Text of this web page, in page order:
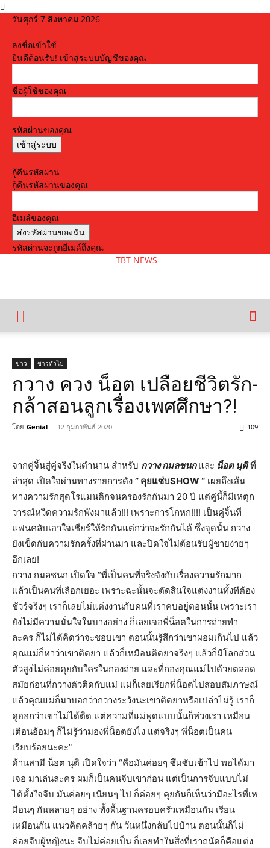
วันศุกร์ 7 สิงหาคม 2026
ลงชื่อเข้าใช้
ยินดีต้อนรับ! เข้าสู่ระบบบัญชีของคุณ
ชื่อผู้ใช้ของคุณ
รหัสผ่านของคุณ
กู้คืนรหัสผ่าน
กู้คืนรหัสผ่านของคุณ
อีเมล์ของคุณ
รหัสผ่านจะถูกอีเมล์ถึงคุณ
TBT NEWS
ข่าว ข่าวทั่วไป
กวาง ควง น็อต เปลือยชีวิตรัก-
กล้าสอนลูกเรื่องเพศศึกษา?!
โดย Genial - 12 กุมภาพันธ์ 2020 109
จากคู่จิ้นสู่คู่จริงในตำนาน สำหรับ กวาง กมลชนก และ น็อต นุติที่
ล่าสุด เปิดใจผ่านทางรายการดัง ” คุยแซ่บSHOW “ เผยถึงเส้น
ทางความรักสุดโรแมนติกจนครองรักกันมา 20 ปี แต่คู่นี้ก็มีเหตุก
วารณ์หวิดความรักพังมาแล้ว!!! เพราะการโกหก!!!! เป็นคู่จิ้นที่
แฟนคลับเอาใจเชียร์ให้รักกันแต่กว่าจะรักกันได้ ซึ่งจุดนั้น กวาง
ยังเข็ดกับความรักครั้งที่ผ่านมา และปิดใจไม่ต้อนรับผู้ชายง่ายๆ
อีกเลย!
กวาง กมลชนก เปิดใจ “พี่เป็นคนที่จริงจังกับเรื่องความรักมาก
แล้วเป็นคนที่เลือกเยอะ เพราะฉะนั้นจะตัดสินใจแต่งงานทั้งทีต้อง
ชัวร์จริงๆ เราก็เลยไม่แต่งงานกับคนที่เราคบอยู่ตอนนั้น เพราะเรา
ยังไม่มีความมั่นใจในบางอย่าง ก็เลยเจอพี่น็อตในการถ่ายทำ
ละคร ก็ไม่ได้คิดว่าจะชอบเขา ตอนนั้นรู้สึกว่าเขาผอมเกินไป แล้ว
คุณแม่ก็หาว่าเขาติดยา แล้วก็เหมือนติดยาจริงๆ แล้วก็มีโลกส่วน
ตัวสูงไม่ค่อยคุยกับใครในกองถ่าย และที่กองคุณแม่ไปด้วยตลอด
สมัยก่อนที่กวางตัวติดกับแม่ แม่ก็เลยเรียกพี่น็อตไปสอบสัมภาษณ์
แล้วคุณแม่ก็มาบอกว่ากวางระวังนะเขาติดยาหรือเปล่าไม่รู้ เราก็
ดูออกว่าเขาไม่ได้ติด แต่ความที่แม่พูดแบบนั้นก็ห่วงเรา เหมือน
เตือนอ้อมๆ ก็ไม่รู้ว่ามองพี่น็อตยังไง แต่จริงๆ พี่น็อตเป็นคน
เรียบร้อยนะคะ”
ด้านสามี น็อต นุติ เปิดใจว่า “คือมันค่อยๆ ซึมซับเข้าไป พอได้มา
เจอ มาเล่นละคร ผมก็เป็นคนจีบเขาก่อน แต่เป็นการจีบแบบไม่
ได้ตั้งใจจีบ มันค่อยๆ เนียนๆ ไป ก็ค่อยๆ คุยกันก็เห็นว่ามีอะไรที่เห
มือนๆ กันหลายๆ อย่าง ทั้งพื้นฐานครอบครัวเหมือนกัน เรียน
เหมือนกัน แนวคิดคล้ายๆ กัน วันหนึ่งกลับไปบ้าน ตอนนั้นก็ไม่
ค่อยจีบผู้หญิงนะ จีบไม่ค่อยเป็น ก็เลยทำในสิ่งที่เราถนัดก็คือแต่ง